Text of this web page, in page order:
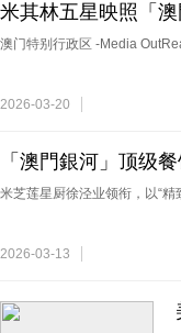
米其林五星映照「
澳门特别行政区 -Media
2026-03-20
「澳門銀河」顶级
米芝莲星厨徐泾业领衔，以“
2026-03-13